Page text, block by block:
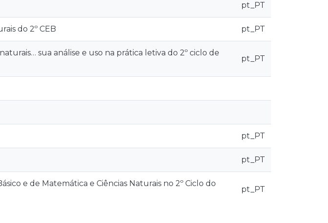
pt_PT
do 2º CEB pt_PT
sua análise e uso na prática letiva do 2º ciclo de
pt_PT
pt_PT
pt_PT
e de Matemática e Ciências Naturais no 2º Ciclo do
pt_PT